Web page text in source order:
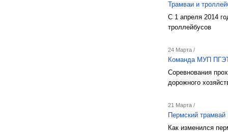
Трамваи и
С 1 апреля 2014
троллейбусов
24 Марта /
Команда МУП ПГЭТ
Соревнования
дорожного
21 Марта /
Пермский трамвай
Как изменился